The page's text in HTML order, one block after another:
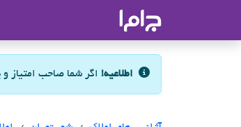
اطلاعیه! اگر شما صاحب امتیاز